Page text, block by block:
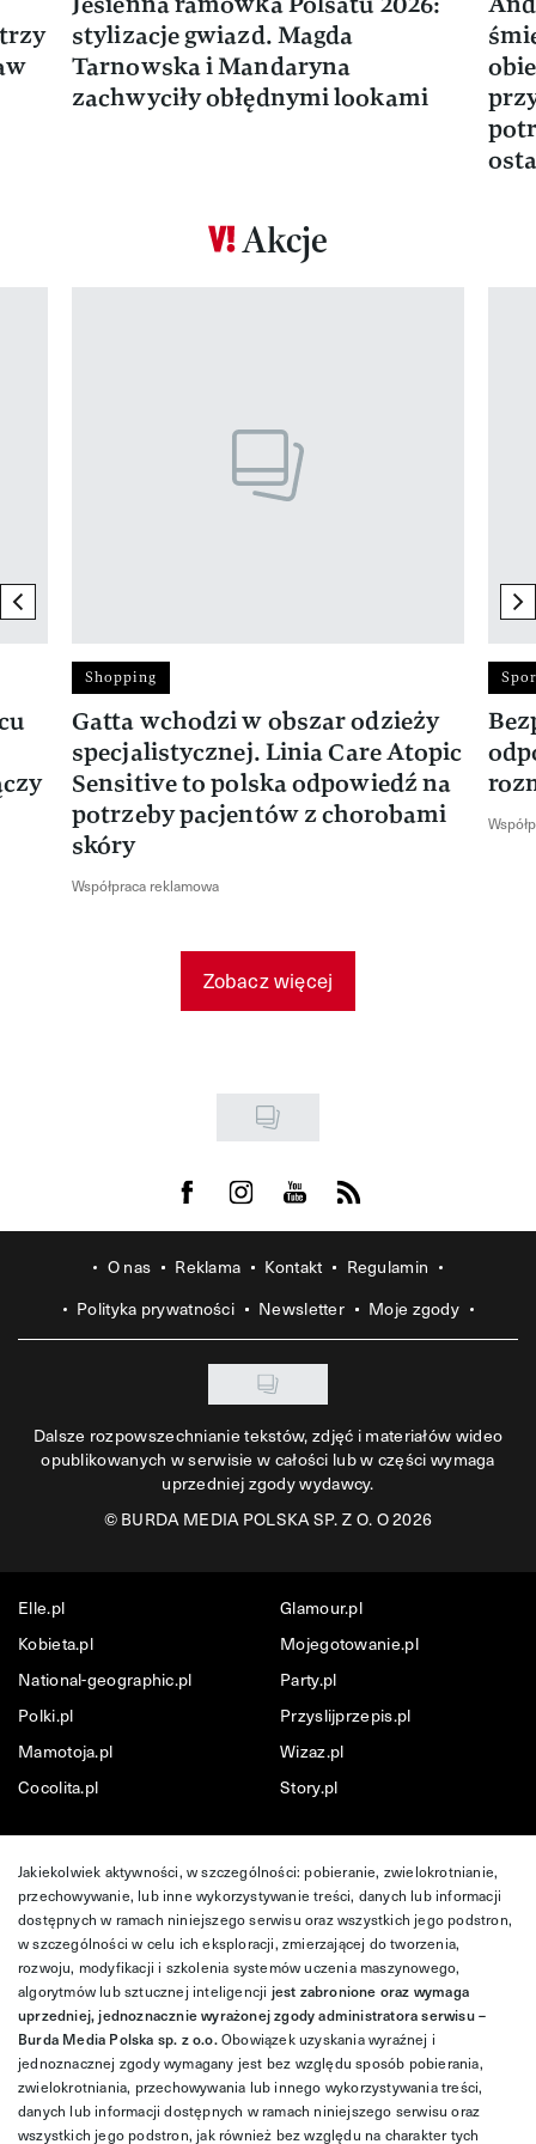
stylizacje gwiazd. Magda
Tarnowska i Mandaryna
zachwyciły obłędnymi lookami
Akcje
previous element
Shopping
Gatta wchodzi w obszar odzieży
specjalistycznej. Linia Care Atopic
Sensitive to polska odpowiedź na
potrzeby pacjentów z chorobami
skóry
Współpraca reklamowa
Zobacz więcej
Visit us on Facebook
Visit us on Instagram
Visit us on Youtube
Visit us on Rss
O nas Reklama Kontakt
Regulamin
Polityka prywatności
Newsletter Moje zgody
Dalsze rozpowszechnianie tekstów, zdjęć i materiałów wideo
opublikowanych w serwisie w całości lub w części wymaga
uprzedniej zgody wydawcy.
©BURDA MEDIA POLSKA SP. Z O. O 2026
Elle.pl
Glamour.pl
Kobieta.pl
Mojegotowanie.pl
National-geographic.pl
Party.pl
Polki.pl
Przyslijprzepis.pl
Mamotoja.pl
Wizaz.pl
Cocolita.pl
Story.pl
Jakiekolwiek aktywności, w szczególności: pobieranie, zwielokrotnianie,
przechowywanie, lub inne wykorzystywanie treści, danych lub informacji
dostępnych w ramach niniejszego serwisu oraz wszystkich jego podstron,
w szczególności w celu ich eksploracji, zmierzającej do tworzenia,
rozwoju, modyfikacji i szkolenia systemów uczenia maszynowego,
algorytmów lub sztucznej inteligencji jest zabronione oraz wymaga
uprzedniej, jednoznacznie wyrażonej zgody administratora serwisu –
Burda Media Polska sp. z o.o.Obowiązek uzyskania wyraźnej i
jednoznacznej zgody wymagany jest bez względu sposób pobierania,
zwielokrotniania, przechowywania lub innego wykorzystywania treści,
danych lub informacji dostępnych w ramach niniejszego serwisu oraz
wszystkich jego podstron, jak również bez względu na charakter tych